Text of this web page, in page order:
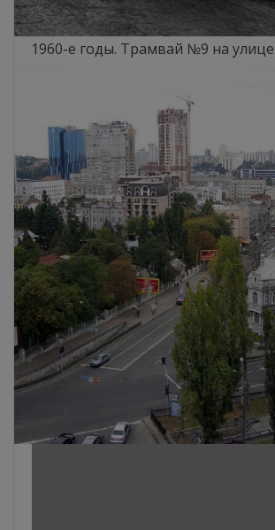
1960-e годы. Трамвай №9 на